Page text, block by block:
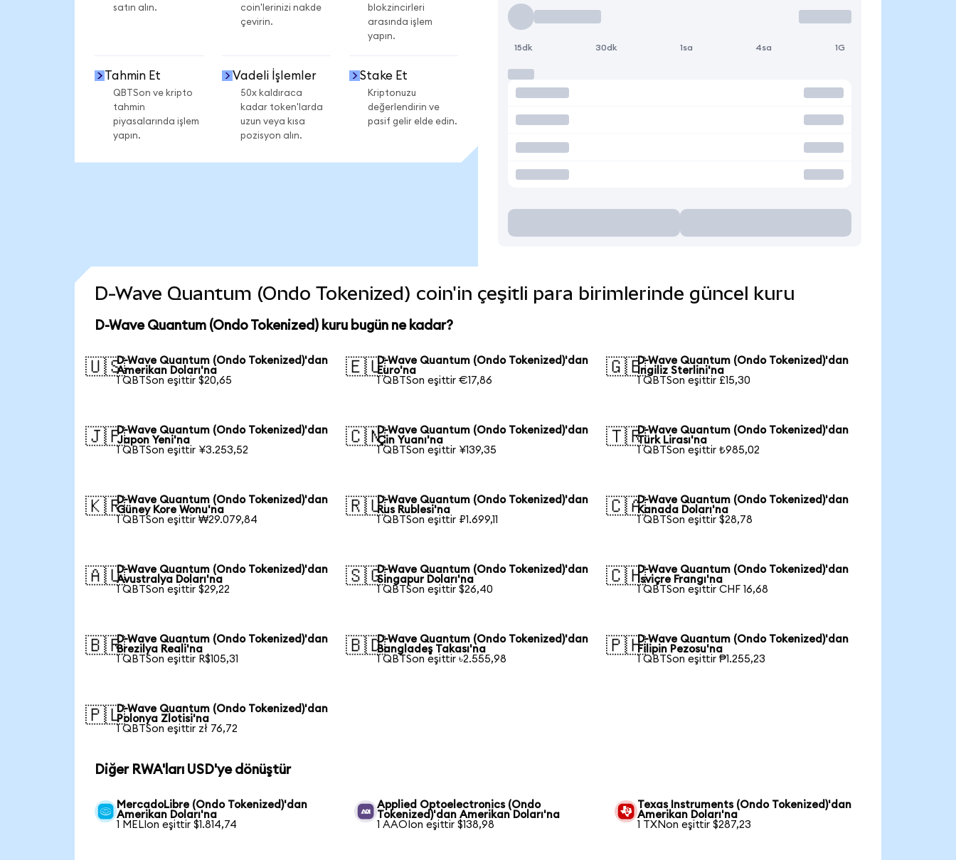
satın alın.
coin'lerinizi nakde
çevirin.
blokzincirleri
arasında işlem
yapın.
Tahmin Et
QBTSon ve kripto
tahmin
piyasalarında işlem
yapın.
Vadeli İşlemler
50x kaldıraca
kadar token'larda
uzun veya kısa
pozisyon alın.
Stake Et
Kriptonuzu
değerlendirin ve
pasif gelir elde edin.
15dk 30dk 1sa 4sa 1G
D-Wave Quantum (Ondo Tokenized) coin'in çeşitli para birimlerinde güncel kuru
D-Wave Quantum (Ondo Tokenized) kuru bugün ne kadar?
🇺🇸D-Wave Quantum (Ondo Tokenized)'dan
Amerikan Doları'na
1 QBTSon eşittir $20,65
🇪🇺D-Wave Quantum (Ondo Tokenized)'dan
Euro'na
1 QBTSon eşittir €17,86
🇬🇧D-Wave Quantum (Ondo Tokenized)'dan
İngiliz Sterlini'na
1 QBTSon eşittir £15,30
🇯🇵D-Wave Quantum (Ondo Tokenized)'dan
Japon Yeni'na
1 QBTSon eşittir ¥3.253,52
🇨🇳D-Wave Quantum (Ondo Tokenized)'dan
Çin Yuanı'na
1 QBTSon eşittir ¥139,35
🇹🇷D-Wave Quantum (Ondo Tokenized)'dan
Türk Lirası'na
1 QBTSon eşittir ₺985,02
🇰🇷D-Wave Quantum (Ondo Tokenized)'dan
Güney Kore Wonu'na
1 QBTSon eşittir ₩29.079,84
🇷🇺D-Wave Quantum (Ondo Tokenized)'dan
Rus Rublesi'na
1 QBTSon eşittir ₽1.699,11
🇨🇦D-Wave Quantum (Ondo Tokenized)'dan
Kanada Doları'na
1 QBTSon eşittir $28,78
🇦🇺D-Wave Quantum (Ondo Tokenized)'dan
Avustralya Doları'na
1 QBTSon eşittir $29,22
🇸🇬D-Wave Quantum (Ondo Tokenized)'dan
Singapur Doları'na
1 QBTSon eşittir $26,40
🇨🇭D-Wave Quantum (Ondo Tokenized)'dan
İsviçre Frangı'na
1 QBTSon eşittir CHF 16,68
🇧🇷D-Wave Quantum (Ondo Tokenized)'dan
Brezilya Reali'na
1 QBTSon eşittir R$105,31
🇧🇩D-Wave Quantum (Ondo Tokenized)'dan
Bangladeş Takası'na
1 QBTSon eşittir ৳2.555,98
🇵🇭D-Wave Quantum (Ondo Tokenized)'dan
Filipin Pezosu'na
1 QBTSon eşittir ₱1.255,23
🇵🇱D-Wave Quantum (Ondo Tokenized)'dan
Polonya Zlotisi'na
1 QBTSon eşittir zł 76,72
Diğer RWA'ları USD'ye dönüştür
MercadoLibre (Ondo Tokenized)'dan
Amerikan Doları'na
1 MELIon eşittir $1.814,74
Applied Optoelectronics (Ondo
Tokenized)'dan Amerikan Doları'na
1 AAOIon eşittir $138,98
Texas Instruments (Ondo Tokenized)'dan
Amerikan Doları'na
1 TXNon eşittir $287,23